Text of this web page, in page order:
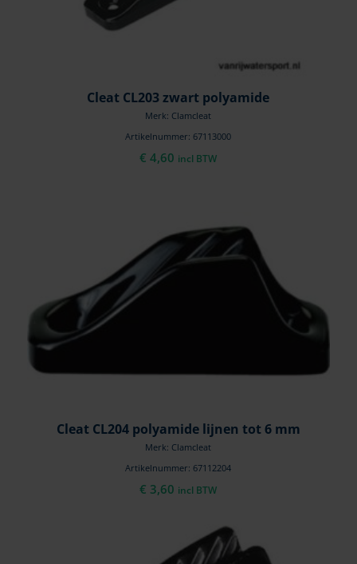
Cleat CL203 zwart polyamide
Merk: Clamcleat
Artikelnummer: 67113000
€ 4,60 incl BTW
Cleat CL204 polyamide lijnen tot 6 mm
Merk: Clamcleat
Artikelnummer: 67112204
€ 3,60 incl BTW